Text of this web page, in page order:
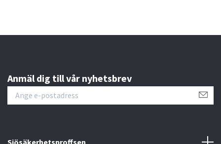
Anmäl dig till vår nyhetsbrev
Sjösäkerhetsproffsen